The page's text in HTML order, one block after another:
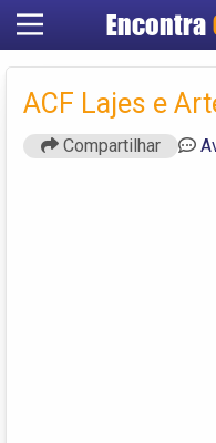
Encontra
ACF Lajes e
Compartilhar